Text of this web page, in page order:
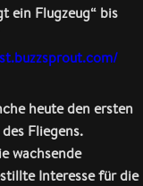
ein Flugzeug“ bis
heute den ersten
Fliegens.
wachsende
Interesse für die